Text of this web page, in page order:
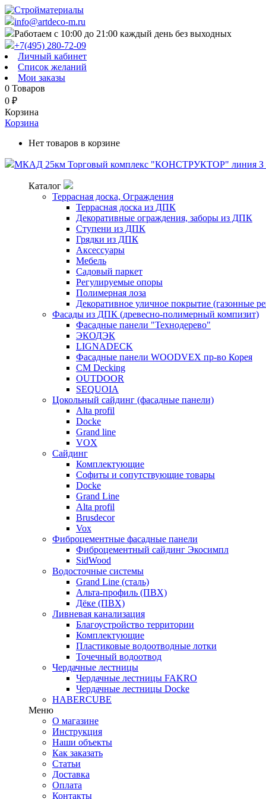
info@artdeco-m.ru
Работаем с 10:00 до 21:00 каждый день без выходных
+7(495) 280-72-09
Личный кабинет
Список желаний
Мои заказы
0 Товаров
0 ₽
Корзина
Корзина
Нет товаров в корзине
МКАД 25км Торговый комплекс "КОНСТРУКТОР" линия З
Каталог
Террасная доска, Ограждения
Террасная доска из ДПК
Декоративные ограждения, заборы из ДПК
Ступени из ДПК
Грядки из ДПК
Аксессуары
Мебель
Садовый паркет
Регулируемые опоры
Полимерная лоза
Декоративное уличное покрытие (газонные
Фасады из ДПК (древесно-полимерный компизит)
Фасадные панели "Технодерево"
ЭКОДЭК
LIGNADECK
Фасадные панели WOODVEX пр-во Корея
CM Decking
OUTDOOR
SEQUOIA
Цокольный сайдинг (фасадные панели)
Alta profil
Docke
Grand line
VOX
Сайдинг
Комплектующие
Софиты и сопутствующие товары
Docke
Grand Line
Alta profil
Brusdecor
Vox
Фиброцементные фасадные панели
Фиброцементный сайдинг Экосимпл
SidWood
Водосточные системы
Grand Line (сталь)
Альта-профиль (ПВХ)
Дёке (ПВХ)
Ливневая канализация
Благоустройство территории
Комплектующие
Пластиковые водоотводные лотки
Точечный водоотвод
Чердачные лестницы
Чердачные лестницы FAKRO
Чердачные лестницы Docke
HABERCUBE
Меню
О магазине
Инструкция
Наши объекты
Как заказать
Статьи
Доставка
Оплата
Контакты